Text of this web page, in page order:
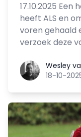
17.10.2025
heeft ALS en
voren gehaald
verzoek deze
Wesley van
Wesley
18-10-